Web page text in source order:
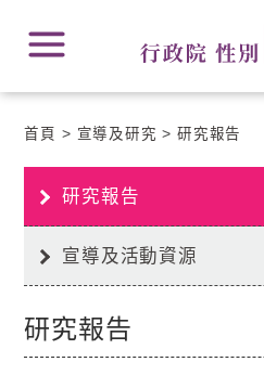
內
Center
要
首頁 宣導及研究 研究報告
研究報告
宣導及活動資源
研究報告